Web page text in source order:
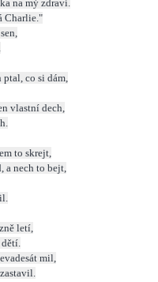
na mý zdraví.
Charlie."
co si dám,
vlastní dech,
to skrejt,
a nech to bejt,
letí,
mil,